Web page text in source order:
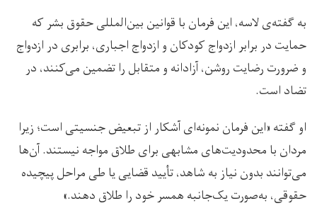
به گفته‌ی لاسه، این فرمان با قوانین بین‌المللی حقوق بشر که
حمایت در برابر ازدواج کودکان و ازدواج اجباری، برابری در ازدواج
و ضرورت رضایت روشن، آزادانه و متقابل را تضمین می‌کنند، در
تضاد است.
او گفته «این فرمان نمونه‌ای آشکار از تبعیض جنسیتی است؛ زیرا
مردان با محدودیت‌های مشابهی برای طلاق مواجه نیستند. آن‌ها
می‌توانند بدون نیاز به شاهد، تأیید قضایی یا طی مراحل پیچیده
حقوقی، به‌صورت یک‌جانبه همسر خود را طلاق دهند.»